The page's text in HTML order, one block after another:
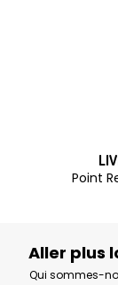
Point
Aller plus
Qui sommes-